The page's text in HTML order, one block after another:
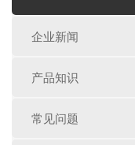
企业新闻
产品知识
常见问题